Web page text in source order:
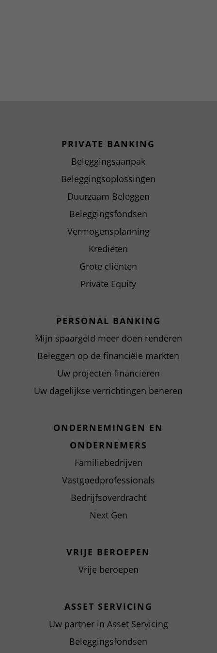
PRIVATE BANKING
Beleggingsaanpak
Beleggingsoplossingen
Duurzaam Beleggen
Beleggingsfondsen
Vermogensplanning
Kredieten
Grote cliënten
Private Equity
PERSONAL BANKING
Mijn spaargeld meer doen renderen
Beleggen op de financiële markten
Uw projecten financieren
Uw dagelijkse verrichtingen beheren
ONDERNEMINGEN EN
ONDERNEMERS
Familiebedrijven
Vastgoedprofessionals
Bedrijfsoverdracht
Next Gen
VRIJE BEROEPEN
Vrije beroepen
ASSET SERVICING
Uw partner in Asset Servicing
Beleggingsfondsen